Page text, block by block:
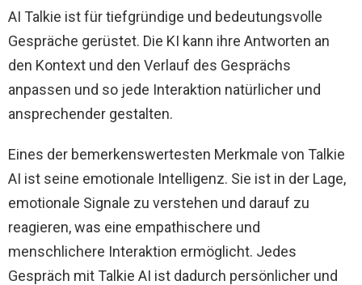
AI Talkie ist für tiefgründige und bedeutungsvolle
Gespräche gerüstet. Die KI kann ihre Antworten an
den Kontext und den Verlauf des Gesprächs
anpassen und so jede Interaktion natürlicher und
ansprechender gestalten.
Eines der bemerkenswertesten Merkmale von Talkie
AI ist seine emotionale Intelligenz. Sie ist in der Lage,
emotionale Signale zu verstehen und darauf zu
reagieren, was eine empathischere und
menschlichere Interaktion ermöglicht. Jedes
Gespräch mit Talkie AI ist dadurch persönlicher und